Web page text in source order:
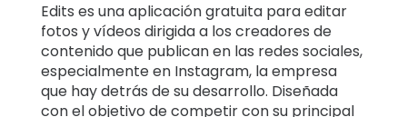
Centro de
aprendizaje
Edits es una aplicación gratuita para editar
fotos y vídeos dirigida a los creadores de
contenido que publican en las redes sociales,
especialmente en Instagram, la empresa
que hay detrás de su desarrollo. Diseñada
con el objetivo de competir con su principal